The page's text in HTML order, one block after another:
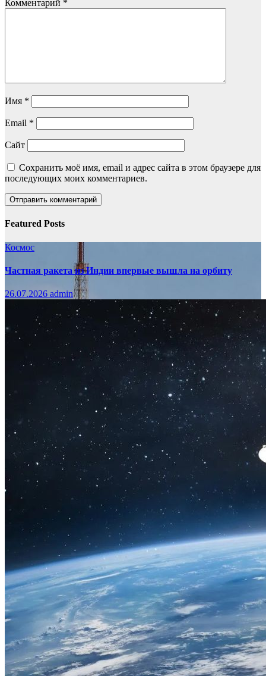
Комментарий *
Имя *
Email *
Сайт
Сохранить моё имя, email и адрес сайта в этом браузере для
последующих моих комментариев.
Featured Posts
Космос
Частная ракета из Индии впервые вышла на орбиту
26.07.2026 admin